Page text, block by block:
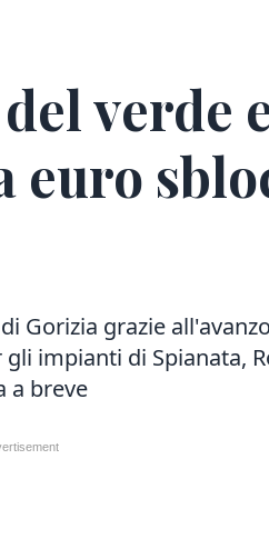
verde
euro
Gorizia grazie
impianti di Spianata,
a breve